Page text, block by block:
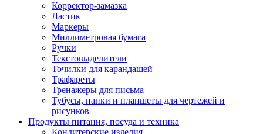
Корректор-замазка
Ластик
Маркеры
Миллиметровая бумага
Ручки
Текстовыделители
Точилки для карандашей
Трафареты
Тренажеры для письма
Тубусы, папки и планшеты для чертежей и
рисунков
Продукты питания, посуда и техника
Кондитерские изделия